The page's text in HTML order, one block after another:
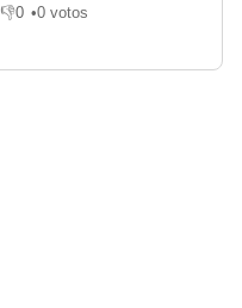
👎0
Não gosto
•0 votos